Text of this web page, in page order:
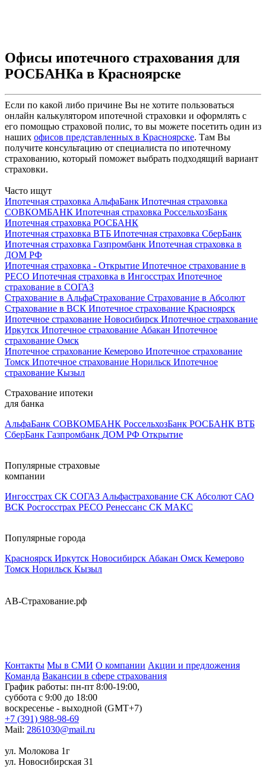
Офисы ипотечного страхования для
РОСБАНКа в Красноярске
Если по какой либо причине Вы не хотите пользоваться
онлайн калькулятором ипотечной страховки и оформлять с
его помощью страховой полис, то вы можете посетить один из
наших офисов представленных в Красноярске. Там Вы
получите консультацию от специалиста по ипотечному
страхованию, который поможет выбрать подходящий вариант
страховки.
Часто ищут
Ипотечная страховка АльфаБанк Ипотечная страховка
СОВКОМБАНК Ипотечная страховка РоссельхозБанк
Ипотечная страховка РОСБАНК
Ипотечная страховка ВТБ Ипотечная страховка СберБанк
Ипотечная страховка Газпромбанк Ипотечная страховка в
ДОМ РФ
Ипотечная страховка - Открытие Ипотечное страхование в
РЕСО Ипотечная страховка в Ингосстрах Ипотечное
страхование в СОГАЗ
Страхование в АльфаСтрахование Страхование в Абсолют
Страхование в ВСК Ипотечное страхование Красноярск
Ипотечное страхование Новосибирск Ипотечное страхование
Иркутск Ипотечное страхование Абакан Ипотечное
страхование Омск
Ипотечное страхование Кемерово Ипотечное страхование
Томск Ипотечное страхование Норильск Ипотечное
страхование Кызыл
Страхование ипотеки
для банка
АльфаБанк СОВКОМБАНК РоссельхозБанк РОСБАНК ВТБ
СберБанк Газпромбанк ДОМ РФ Открытие
Популярные страховые
компании
Ингосстрах СК СОГАЗ Альфастрахование СК Абсолют САО
ВСК Росгосстрах РЕСО Ренессанс СК МАКС
Популярные города
Красноярск Иркутск Новосибирск Абакан Омск Кемерово
Томск Норильск Кызыл
АВ-Страхование.рф
Контакты Мы в СМИ О компании Акции и предложения
Команда Вакансии в сфере страхования
График работы: пн-пт 8:00-19:00,
суббота с 9:00 до 18:00
воскресенье - выходной (GMT+7)
+7 (391) 988-98-69
Mail: 2861030@mail.ru
ул. Молокова 1г
ул. Новосибирская 31